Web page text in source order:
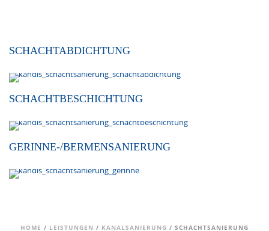
SCHACHTABDICHTUNG
SCHACHTBESCHICHTUNG
GERINNE-/BERMENSANIERUNG
HOME / LEISTUNGEN / KANALSANIERUNG / SCHACHTSANIERUNG